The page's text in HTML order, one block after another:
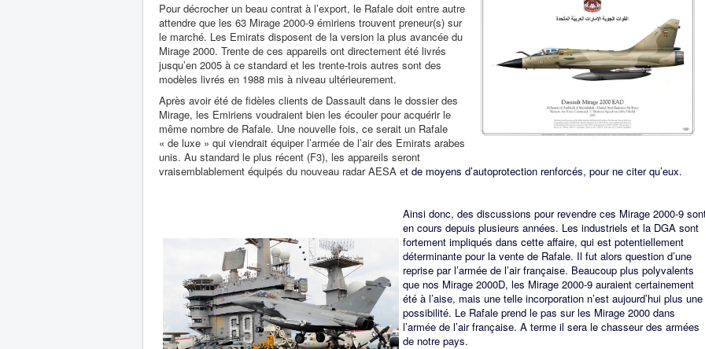
Pour décrocher un beau contrat à l’export, le Rafale doit entre autre
attendre que les 63 Mirage 2000-9 émiriens trouvent preneur(s) sur
le marché. Les Emirats disposent de la version la plus avancée du
Mirage 2000. Trente de ces appareils ont directement été livrés
jusqu’en 2005 à ce standard et les trente-trois autres sont des
modèles livrés en 1988 mis à niveau ultérieurement.
Après avoir été de fidèles clients de Dassault dans le dossier des
Mirage, les Emiriens voudraient bien les écouler pour acquérir le
même nombre de Rafale. Une nouvelle fois, ce serait un Rafale
« de luxe » qui viendrait équiper l’armée de l’air des Emirats arabes
unis. Au standard le plus récent (F3), les appareils seront
vraisemblablement équipés du nouveau radar AESA et de moyens d’autoprotection renforcés, pour ne citer qu’eux.
Ainsi donc, des discussions pour revendre ces Mirage 2000-9
en cours depuis plusieurs années. Les industriels et la DGA sont
fortement impliqués dans cette affaire, qui est potentiellement
déterminante pour la vente de Rafale. Il fut alors question d’une
reprise par l’armée de l’air française. Beaucoup plus polyvalents
que nos Mirage 2000D, les Mirage 2000-9 auraient certainement
été à l’aise, mais une telle incorporation n’est aujourd’hui plus une
possibilité. Le Rafale prend le pas sur les Mirage 2000 dans
l’armée de l’air française. A terme il sera le chasseur des armées
de notre pays.